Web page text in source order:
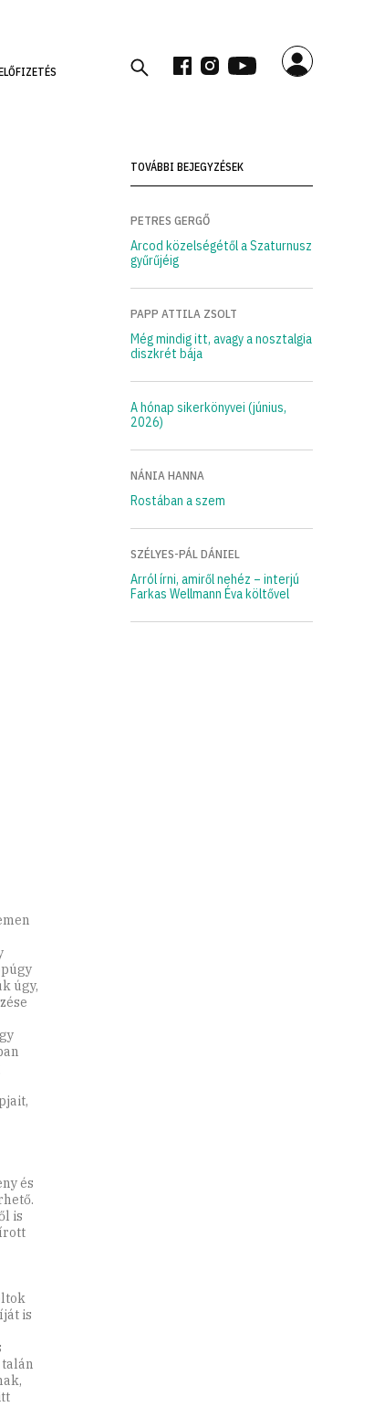
úgy,
és
is
is
TOVÁBBI BEJEGYZÉSEK
PETRES GERGŐ
Arcod közelségétől a Szaturnusz
gyűrűjéig
PAPP ATTILA ZSOLT
Még mindig itt, avagy a nosztalgia
diszkrét bája
A hónap sikerkönyvei (június,
2026)
NÁNIA HANNA
Rostában a szem
SZÉLYES-PÁL DÁNIEL
Arról írni, amiről nehéz – interjú
Farkas Wellmann Éva költővel